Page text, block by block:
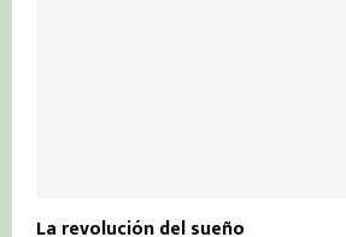
La revolución del sueño